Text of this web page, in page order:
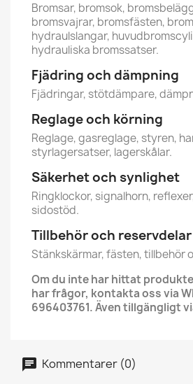
Bromsar, bromsok,
bromsvajrar, bromsfästen,
hydraulslangar,
hydrauliska bromssatser.
Fjädring och dämpning
Fjädringar, stötdämpare,
Reglage och körning
Reglage, gasreglage, styren,
styrlagersatser, lagerskålar.
Säkerhet och synlighet
Ringklockor, signalhorn,
sidostöd.
Tillbehör och reservdelar
Stänkskärmar, fästen, tillbehör
Om du inte har hittat
har frågor, kontakta oss via
696403761. Även tillgängligt
Kommentarer (0)